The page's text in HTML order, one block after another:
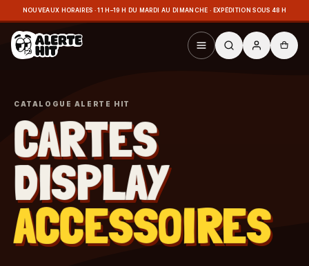
NOUVEAUX HORAIRES · 11 H–19 H DU MARDI AU DIMANCHE · EXPÉDITION SOUS 48 H
CATALOGUE ALERTE HIT
CARTES
DISPLAY
ACCESSOIRES